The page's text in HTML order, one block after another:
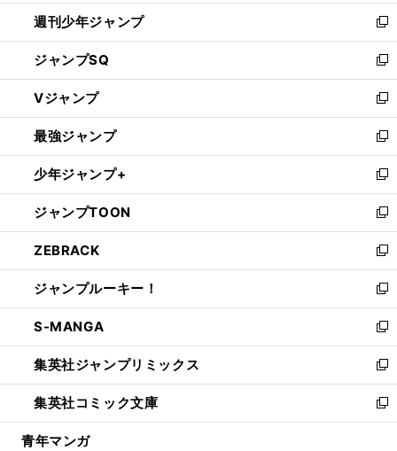
開
く
週刊少年ジャンプ
新
し
い
ウ
ィ
ン
ド
ウ
で
開
く
ジャンプSQ
新
し
い
ウ
ィ
ン
ド
ウ
で
開
く
Vジャンプ
新
し
い
ウ
ィ
ン
ド
ウ
で
開
く
最強ジャンプ
新
し
い
ウ
ィ
ン
ド
ウ
で
開
く
少年ジャンプ+
新
し
い
ウ
ィ
ン
ド
ウ
で
開
く
ジャンプTOON
新
し
い
ウ
ィ
ン
ド
ウ
で
開
く
ZEBRACK
新
し
い
ウ
ィ
ン
ド
ウ
で
開
ジャンプルーキー！
新
し
い
ウ
ィ
ン
ド
ウ
S-MANGA
新
し
い
ウ
ィ
ン
集英社ジャンプリミックス
新
し
い
ウ
集英社コミック文庫
新
し
青年マンガ